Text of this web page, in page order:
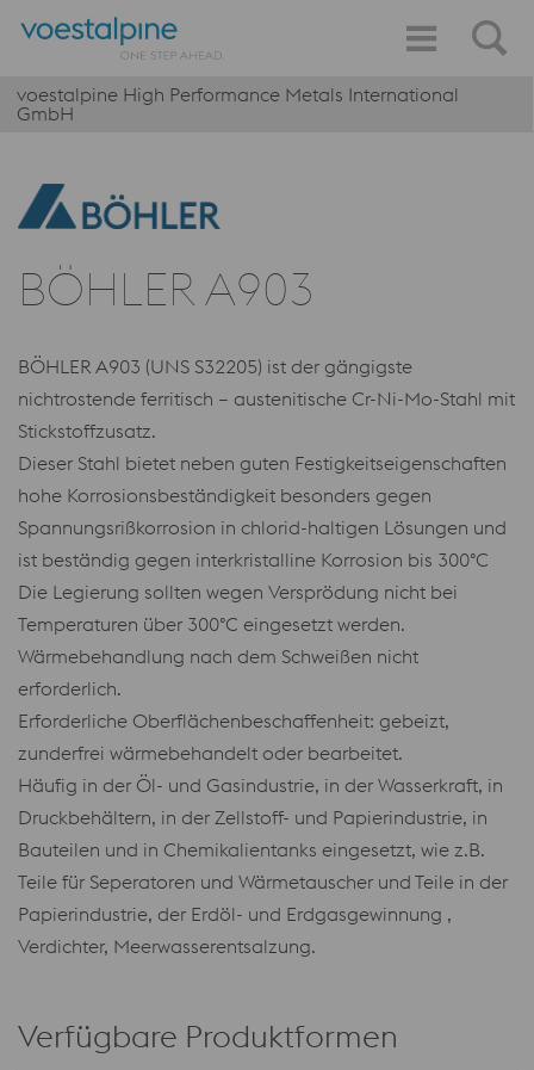
voestalpine High Performance Metals International
GmbH
BÖHLER A903
BÖHLER A903 (UNS S32205) ist der gängigste
nichtrostende ferritisch – austenitische Cr-Ni-Mo-Stahl mit
Stickstoffzusatz.
Dieser Stahl bietet neben guten Festigkeitseigenschaften
hohe Korrosionsbeständigkeit besonders gegen
Spannungsrißkorrosion in chlorid-haltigen Lösungen und
ist beständig gegen interkristalline Korrosion bis 300°C
Die Legierung sollten wegen Versprödung nicht bei
Temperaturen über 300°C eingesetzt werden.
Wärmebehandlung nach dem Schweißen nicht
erforderlich.
Erforderliche Oberflächenbeschaffenheit: gebeizt,
zunderfrei wärmebehandelt oder bearbeitet.
Häufig in der Öl- und Gasindustrie, in der Wasserkraft, in
Druckbehältern, in der Zellstoff- und Papierindustrie, in
Bauteilen und in Chemikalientanks eingesetzt, wie z.B.
Teile für Seperatoren und Wärmetauscher und Teile in der
Papierindustrie, der Erdöl- und Erdgasgewinnung ,
Verdichter, Meerwasserentsalzung.
Verfügbare Produktformen